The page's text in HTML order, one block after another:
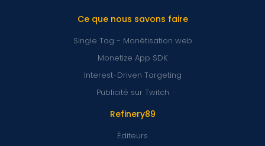
Refinery89
Éditeurs
Ce que nous savons faire
Single Tag - Monétisation web
Monetize App SDK
Interest-Driven Targeting
Publicité sur Twitch